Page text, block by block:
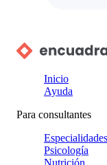
Inicio
Ayuda
Para consultantes
Especialidades
Psicología